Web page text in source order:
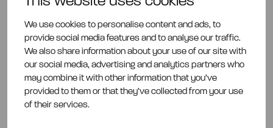
We use cookies to personalise content and ads, to
provide social media features and to analyse our traffic.
We also share information about your use of our site with
our social media, advertising and analytics partners who
may combine it with other information that you’ve
provided to them or that they’ve collected from your use
of their services.
jätemääriä ja pienentämällä ympäristöriskejä.
Menetelmän potentiaalisia käyttäjiä ovat
terässulatot, joita on maailmassa noin tuhat, ja niiden
jätekuonista talteen saatavien arvokkaiden metallien
kaupallinen arvo on merkittävä.
”Nykyisellään kriittisten metallien tuotannon